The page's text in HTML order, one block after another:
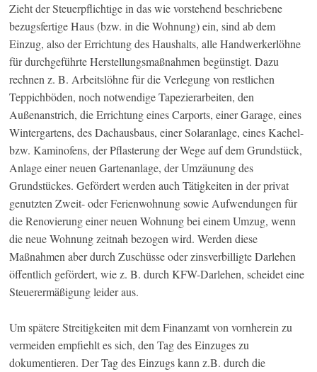
Zieht der Steuerpflichtige in das wie vorstehend beschriebene
bezugsfertige Haus (bzw. in die Wohnung) ein, sind ab dem
Einzug, also der Errichtung des Haushalts, alle Handwerkerlöhne
für durchgeführte Herstellungsmaßnahmen begünstigt. Dazu
rechnen z. B. Arbeitslöhne für die Verlegung von restlichen
Teppichböden, noch notwendige Tapezierarbeiten, den
Außenanstrich, die Errichtung eines Carports, einer Garage, eines
Wintergartens, des Dachausbaus, einer Solaranlage, eines Kachel-
bzw. Kaminofens, der Pflasterung der Wege auf dem Grundstück,
Anlage einer neuen Gartenanlage, der Umzäunung des
Grundstückes. Gefördert werden auch Tätigkeiten in der privat
genutzten Zweit- oder Ferienwohnung sowie Aufwendungen für
die Renovierung einer neuen Wohnung bei einem Umzug, wenn
die neue Wohnung zeitnah bezogen wird. Werden diese
Maßnahmen aber durch Zuschüsse oder zinsverbilligte Darlehen
öffentlich gefördert, wie z. B. durch KFW-Darlehen, scheidet eine
Steuerermäßigung leider aus.
Um spätere Streitigkeiten mit dem Finanzamt von vornherein zu
vermeiden empfiehlt es sich, den Tag des Einzuges zu
dokumentieren. Der Tag des Einzugs kann z.B. durch die